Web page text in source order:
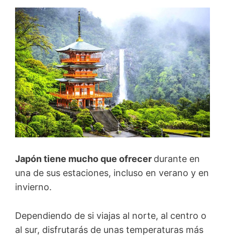
Japón tiene mucho que ofrecer durante en
una de sus estaciones, incluso en verano y en
invierno.
Dependiendo de si viajas al norte, al centro o
al sur, disfrutarás de unas temperaturas más